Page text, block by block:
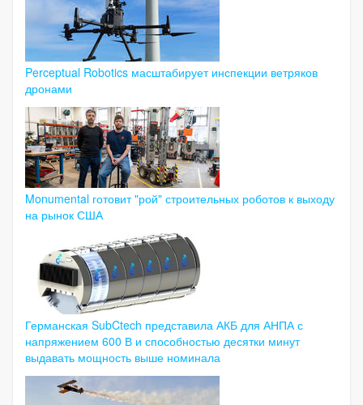
Perceptual Robotics масштабирует инспекции ветряков
дронами
Monumental готовит "рой" строительных роботов к выходу
на рынок США
Германская SubCtech представила АКБ для АНПА с
напряжением 600 В и способностью десятки минут
выдавать мощность выше номинала